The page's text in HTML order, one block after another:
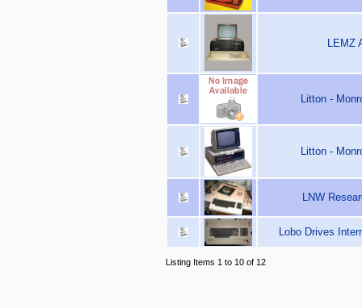
LEMZ
Litton -
Litton -
LNW
Lobo Drives
Listing Items 1 to 10 of 12